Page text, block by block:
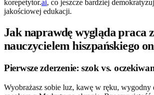
korepetytor.ai, co jeszcze bardziej
jakościowej edukacji.
Jak naprawdę wygląda praca z
nauczycielem hiszpańskiego
Pierwsze zderzenie: szok vs.
Wyobrażasz sobie luz, kawę w ręku, wygodny